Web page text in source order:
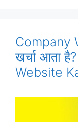
Company
खर्चा आता
Website